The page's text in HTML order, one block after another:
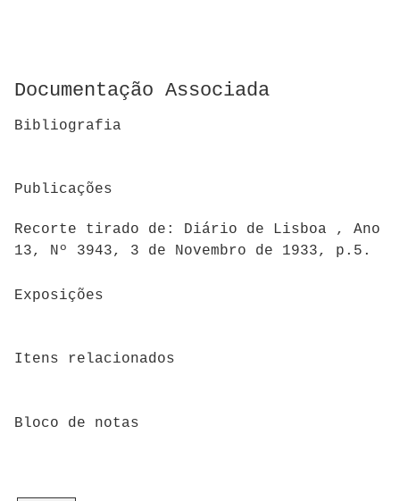
Documentação Associada
Bibliografia
Publicações
Recorte tirado de: Diário de Lisboa , Ano
13, Nº 3943, 3 de Novembro de 1933, p.5.
Exposições
Itens relacionados
Bloco de notas